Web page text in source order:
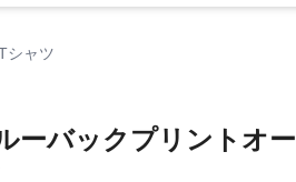
シャツ
ーバックプリントオー